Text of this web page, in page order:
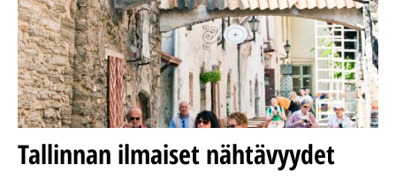
Tallinnan ilmaiset nähtävyydet